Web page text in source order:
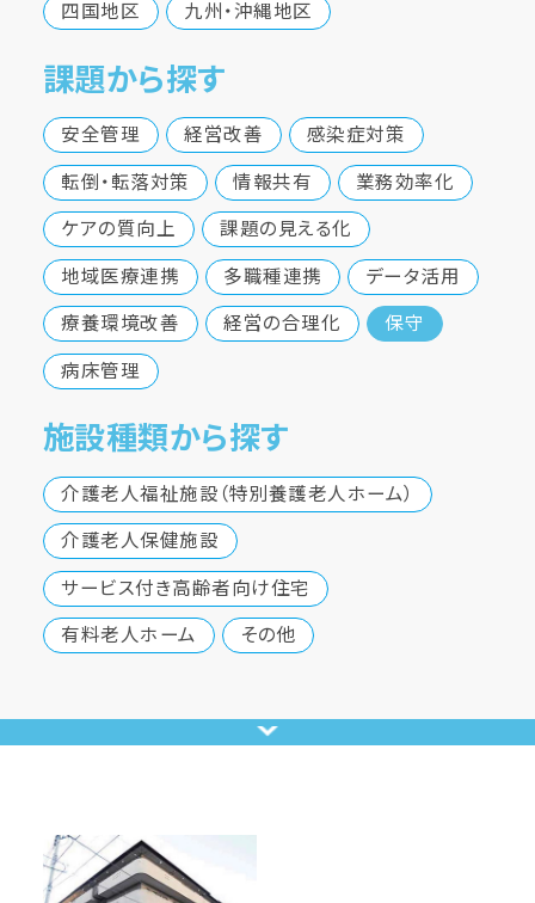
四国地区
九州・沖縄地区
課題から探す
安全管理 経営改善
感染症対策
転倒・転落対策
情報共有
業務効率化
ケアの質向上
課題の見える化
地域医療連携
多職種連携
データ活用
療養環境改善
経営の合理化
保守
病床管理
施設種類から探す
介護老人福祉施設（特別養護老人ホーム）
介護老人保健施設
サービス付き高齢者向け住宅
有料老人ホーム
その他